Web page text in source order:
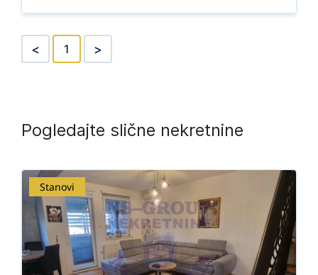
< 1 >
Pogledajte slične nekretnine
Stanovi